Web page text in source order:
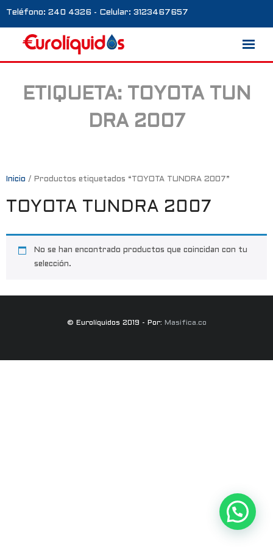
Teléfono: 240 4326 - Celular: 3123467657
Marcas
Galería
Contacto
ETIQUETA:
TOYOTA TUN
DRA 2007
Inicio / Productos etiquetados “TOYOTA TUNDRA 2007”
TOYOTA TUNDRA 2007
No se han encontrado productos que coincidan con tu
selección.
© Eurolíquidos 2019 - Por: Masifica.co